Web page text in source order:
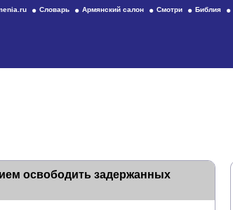
Словарь Армянский салон Смотри Библия
освободить задержанных